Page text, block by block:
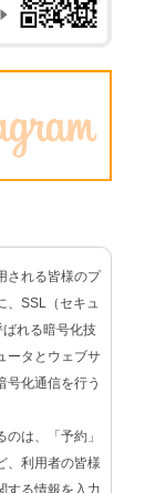
される皆様のプ
、SSL（セキュ
れる暗号化技
ータとウェブサ
号化通信を行う
は、「予約」
、利用者の皆様
する情報を入力